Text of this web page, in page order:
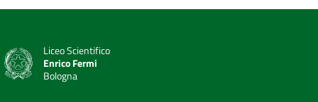
Liceo Scientifico
Enrico Fermi
Bologna